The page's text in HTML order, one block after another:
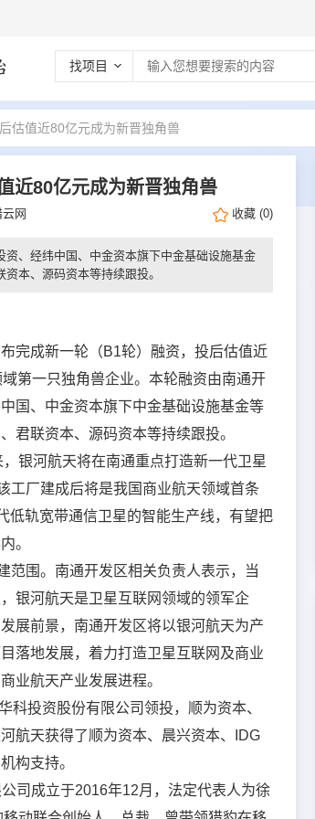
找项目
估值近80亿元成为新晋独角兽
近80亿元成为新晋独角兽
网 收藏 (0)
、经纬中国、中金资本旗下中金基础设施基金
本、源码资本等持续跟投。
完成新一轮（B1轮）融资，投后估值近
第一只独角兽企业。本轮融资由南通开
国、中金资本旗下中金基础设施基金等
君联资本、源码资本等持续跟投。
银河航天将在南通重点打造新一代卫星
工厂建成后将是我国商业航天领域首条
轨宽带通信卫星的智能生产线，有望把
。
范围。南通开发区相关负责人表示，当
银河航天是卫星互联网领域的领军企
展前景，南通开发区将以银河航天为产
落地发展，着力打造卫星互联网及商业
业航天产业发展进程。
科投资股份有限公司领投，顺为资本、
航天获得了顺为资本、晨兴资本、IDG
构支持。
司成立于2016年12月，法定代表人为徐
系人
电话
职务
提交 取消